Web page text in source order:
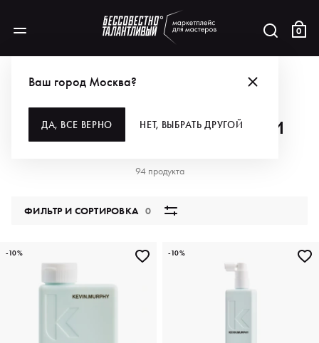
0
Ваш город Москва?
ДА, ВСЕ ВЕРНО НЕТ, ВЫБРАТЬ ДРУГОЙ
ПОКУПАЙ KILLER CURLS И ПЛАТИ
94 продукта
ФИЛЬТР И СОРТИРОВКА0
-10% -10%